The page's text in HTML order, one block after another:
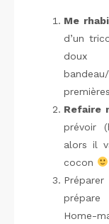
Me
d’un
Refaire
prévoir
alors il
cocon
Préparer
prépare
Home-